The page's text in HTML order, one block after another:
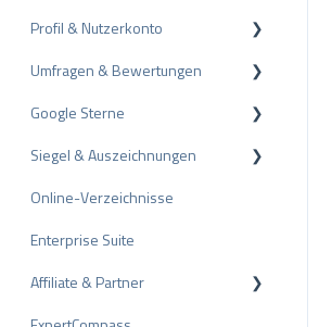
Datenschutz
Pakete und Preise
API
ProvenEmployer
Profil & Nutzerkonto
Profil-Einstellungen
Nutzerkonto
Rechnungsstellung
Umfragen & Bewertungen
Bewertungen
Umfragen
Andere Bewertungsquellen
Bewertungen teilen
Negative Bewertungen
Google Sterne
Rich Snippet
Siegel & Auszeichnungen
PRO Seal
Bewertungssiegel
Auszeichnungen
Online-Verzeichnisse
Enterprise Suite
Affiliate & Partner